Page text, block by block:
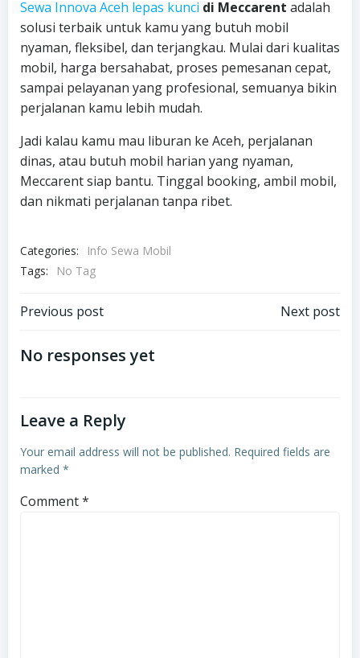
Sewa Innova Aceh lepas kunci di Meccarent adalah
solusi terbaik untuk kamu yang butuh mobil
nyaman, fleksibel, dan terjangkau. Mulai dari kualitas
mobil, harga bersahabat, proses pemesanan cepat,
sampai pelayanan yang profesional, semuanya bikin
perjalanan kamu lebih mudah.
Jadi kalau kamu mau liburan ke Aceh, perjalanan
dinas, atau butuh mobil harian yang nyaman,
Meccarent siap bantu. Tinggal booking, ambil mobil,
dan nikmati perjalanan tanpa ribet.
Categories:
Info Sewa Mobil
Tags:
No Tag
Post
navigation
Previous post Next post
No responses yet
Leave a Reply
Your email address will not be published. Required fields are
marked *
Comment*